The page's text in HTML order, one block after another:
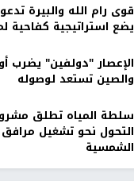
قوى رام الله والبيرة
يضع استراتيجية كفاحية
الإعصار "دولفين" يضرب
والصين تستعد لوصوله
سلطة المياه تطلق
التحول نحو تشغيل مرافق
الشمسية